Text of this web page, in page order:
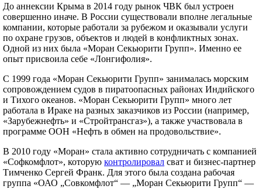
До аннексии Крыма в 2014 году рынок ЧВК был устроен
совершенно иначе. В России существовали вполне легальные
компании, которые работали за рубежом и оказывали услуги
по охране грузов, объектов и людей в конфликтных зонах.
Одной из них была «Моран Секьюрити Групп». Именно ее
опыт присвоила себе «Лонгифолия».
С 1999 года «Моран Секьюрити Групп» занималась морским
сопровождением судов в пиратоопасных районах Индийского
и Тихого океанов. «Моран Секьюрити Групп» много лет
работала в Ираке на разных заказчиков из России (например,
«Зарубежнефть» и «Стройтрансгаз»), а также участвовала в
программе ООН «Нефть в обмен на продовольствие».
В 2010 году «Моран» стала активно сотрудничать с компанией
«Софкомфлот», которую контролировал сват и бизнес-партнер
Тимченко Сергей Франк. Для этого была создана рабочая
группа «ОАО „Совкомфлот“ — „Моран Секьюрити Групп“ —